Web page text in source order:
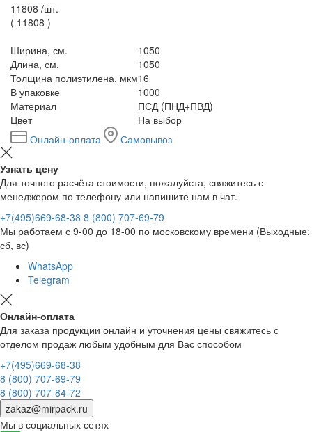
11808 /шт.
( 11808 )
Ширина, см.
1050
Длина, см.
1050
Толщина полиэтилена, мкм16
В упаковке
1000
Материал
ПСД (ПНД+ПВД)
Цвет
На выбор
Онлайн-оплата
Самовывоз
Узнать цену
Для точного расчёта стоимости, пожалуйста, свяжитесь с
менеджером по телефону или напишите нам в чат.
+7(495)669-68-38 8 (800) 707-69-79
Мы работаем с 9-00 до 18-00 по московскому времени (Выходные:
сб, вс)
WhatsApp
Telegram
Онлайн-оплата
Для заказа продукции онлайн и уточнения цены свяжитесь с
отделом продаж любым удобным для Вас способом
+7(495)669-68-38
8 (800) 707-69-79
8 (800) 707-84-72
zakaz@mirpack.ru
Мы в социальных сетях